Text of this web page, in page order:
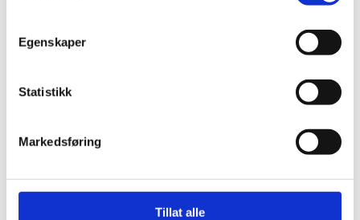
Egenskaper
Statistikk
Markedsføring
Tillat alle